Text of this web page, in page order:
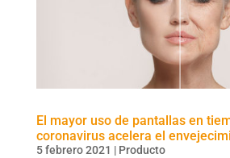
El mayor uso de pantallas en
coronavirus acelera el
5 febrero 2021 | Producto